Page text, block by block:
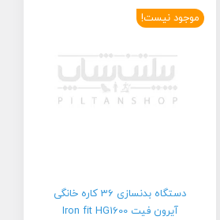
موجود نیست!
دستگاه بدنسازی 36 کاره خانگی
آیرون فیت Iron fit HG1600